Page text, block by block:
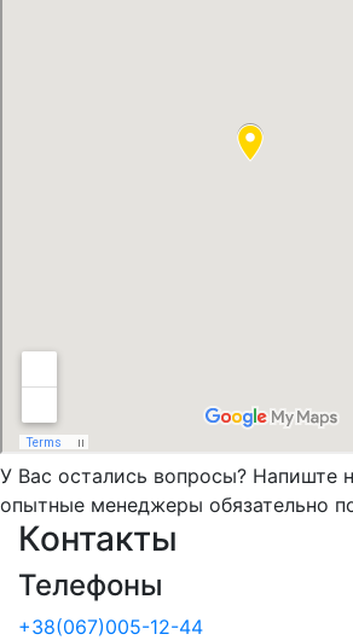
У Вас остались вопросы? Напиште
опытные менеджеры обязательно
Контакты
Телефоны
+38(067)005-12-44